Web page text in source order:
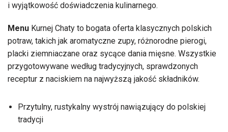
i wyjątkowość doświadczenia kulinarnego.
Menu Kurnej Chaty to bogata oferta klasycznych polskich
potraw, takich jak aromatyczne zupy, różnorodne pierogi,
placki ziemniaczane oraz sycące dania mięsne. Wszystkie
przygotowywane według tradycyjnych, sprawdzonych
receptur z naciskiem na najwyższą jakość składników.
Przytulny, rustykalny wystrój nawiązujący do polskiej
tradycji